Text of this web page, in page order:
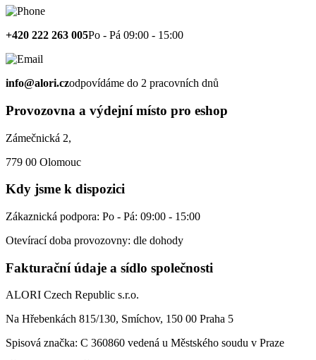
+420 222 263 005Po - Pá 09:00 - 15:00
info@alori.czodpovídáme do 2 pracovních dnů
Provozovna a výdejní místo pro eshop
Zámečnická 2,
779 00 Olomouc
Kdy jsme k dispozici
Zákaznická podpora: Po - Pá: 09:00 - 15:00
Otevírací doba provozovny: dle dohody
Fakturační údaje a sídlo společnosti
ALORI Czech Republic s.r.o.
Na Hřebenkách 815/130, Smíchov, 150 00 Praha 5
Spisová značka: C 360860 vedená u Městského soudu v Praze